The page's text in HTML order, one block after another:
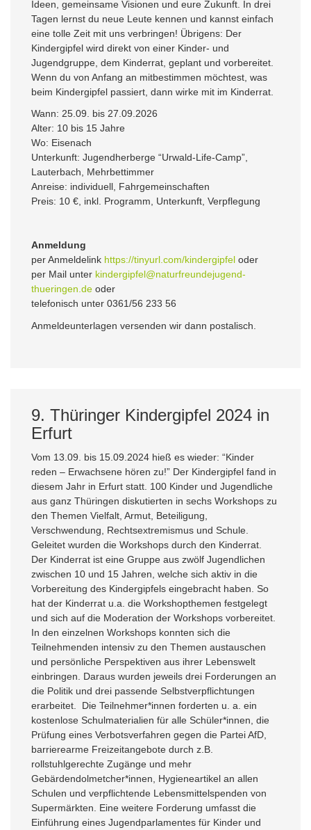
Ideen, gemeinsame Visionen und eure Zukunft. In drei
Tagen lernst du neue Leute kennen und kannst einfach
eine tolle Zeit mit uns verbringen! Übrigens: Der
Kindergipfel wird direkt von einer Kinder- und
Jugendgruppe, dem Kinderrat, geplant und vorbereitet.
Wenn du von Anfang an mitbestimmen möchtest, was
beim Kindergipfel passiert, dann wirke mit im Kinderrat.
Wann: 25.09. bis 27.09.2026
Alter: 10 bis 15 Jahre
Wo: Eisenach
Unterkunft: Jugendherberge “Urwald-Life-Camp”,
Lauterbach, Mehrbettimmer
Anreise: individuell, Fahrgemeinschaften
Preis: 10 €, inkl. Programm, Unterkunft, Verpflegung
Anmeldung
per Anmeldelink https://tinyurl.com/kindergipfel oder
per Mail unter kindergipfel@naturfreundejugend-
thueringen.de oder
telefonisch unter 0361/56 233 56
Anmeldeunterlagen versenden wir dann postalisch.
9. Thüringer Kindergipfel 2024 in
Erfurt
Vom 13.09. bis 15.09.2024 hieß es wieder: “Kinder
reden – Erwachsene hören zu!” Der Kindergipfel fand in
diesem Jahr in Erfurt statt. 100 Kinder und Jugendliche
aus ganz Thüringen diskutierten in sechs Workshops zu
den Themen Vielfalt, Armut, Beteiligung,
Verschwendung, Rechtsextremismus und Schule.
Geleitet wurden die Workshops durch den Kinderrat.
Der Kinderrat ist eine Gruppe aus zwölf Jugendlichen
zwischen 10 und 15 Jahren, welche sich aktiv in die
Vorbereitung des Kindergipfels eingebracht haben. So
hat der Kinderrat u.a. die Workshopthemen festgelegt
und sich auf die Moderation der Workshops vorbereitet.
In den einzelnen Workshops konnten sich die
Teilnehmenden intensiv zu den Themen austauschen
und persönliche Perspektiven aus ihrer Lebenswelt
einbringen. Daraus wurden jeweils drei Forderungen an
die Politik und drei passende Selbstverpflichtungen
erarbeitet. Die Teilnehmer*innen forderten u. a. ein
kostenlose Schulmaterialien für alle Schüler*innen, die
Prüfung eines Verbotsverfahren gegen die Partei AfD,
barrierearme Freizeitangebote durch z.B.
rollstuhlgerechte Zugänge und mehr
Gebärdendolmetcher*innen, Hygieneartikel an allen
Schulen und verpflichtende Lebensmittelspenden von
Supermärkten. Eine weitere Forderung umfasst die
Einführung eines Jugendparlamentes für Kinder und